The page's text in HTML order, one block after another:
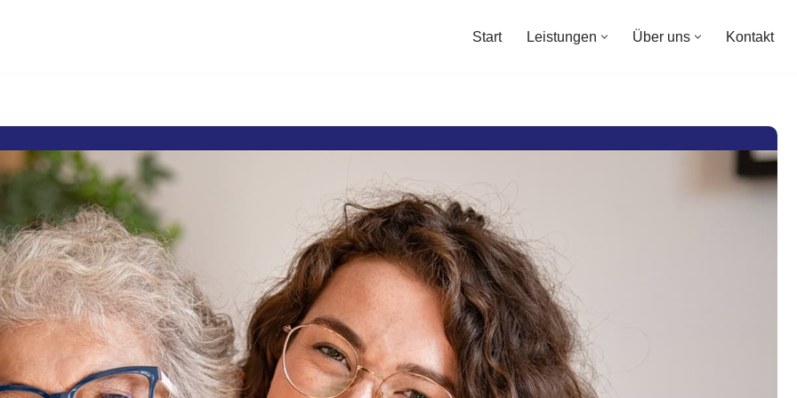
Start Leistungen Über uns Kontakt